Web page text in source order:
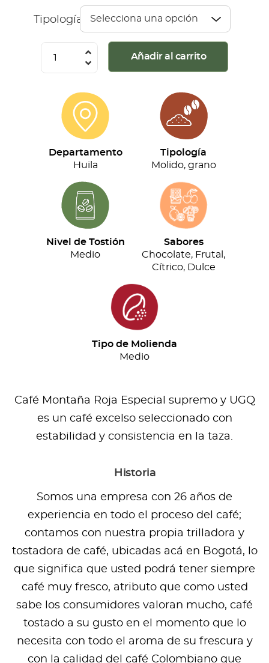
Cerrar Sesión
Tipología
Especial
(500g)
cantidad
Añadir al carrito
Departamento
Huila
Tipología
Molido, grano
Nivel de Tostión
Medio
Sabores
Chocolate, Frutal,
Cítrico, Dulce
Tipo de Molienda
Medio
Café Montaña Roja Especial supremo y UGQ
es un café excelso seleccionado con
estabilidad y consistencia en la taza.
Historia
Somos una empresa con 26 años de
experiencia en todo el proceso del café;
contamos con nuestra propia trilladora y
tostadora de café, ubicadas acá en Bogotá, lo
que significa que usted podrá tener siempre
café muy fresco, atributo que como usted
sabe los consumidores valoran mucho, café
tostado a su gusto en el momento que lo
necesita con todo el aroma de su frescura y
con la calidad del café Colombiano que